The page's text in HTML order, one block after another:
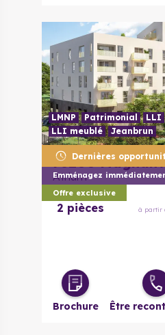
Dernières
Offre exclusive
LMNP Patrimonial
LLI
LLI meublé
Jeanbrun
78200
Atrium
2 pièces à partir
Brochure Être